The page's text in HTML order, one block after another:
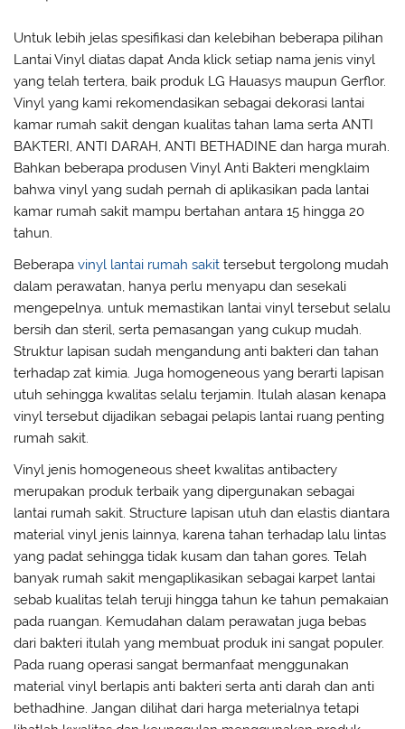
Untuk lebih jelas spesifikasi dan kelebihan beberapa pilihan
Lantai Vinyl diatas dapat Anda klick setiap nama jenis vinyl
yang telah tertera, baik produk LG Hauasys maupun Gerflor.
Vinyl yang kami rekomendasikan sebagai dekorasi lantai
kamar rumah sakit dengan kualitas tahan lama serta ANTI
BAKTERI, ANTI DARAH, ANTI BETHADINE dan harga murah.
Bahkan beberapa produsen Vinyl Anti Bakteri mengklaim
bahwa vinyl yang sudah pernah di aplikasikan pada lantai
kamar rumah sakit mampu bertahan antara 15 hingga 20
tahun.
Beberapavinyl lantai rumah sakit tersebut tergolong mudah
dalam perawatan, hanya perlu menyapu dan sesekali
mengepelnya. untuk memastikan lantai vinyl tersebut selalu
bersih dan steril, serta pemasangan yang cukup mudah.
Struktur lapisan sudah mengandung anti bakteri dan tahan
terhadap zat kimia. Juga homogeneous yang berarti lapisan
utuh sehingga kwalitas selalu terjamin. Itulah alasan kenapa
vinyl tersebut dijadikan sebagai pelapis lantai ruang penting
rumah sakit.
Vinyl jenis homogeneous sheet kwalitas antibactery
merupakan produk terbaik yang dipergunakan sebagai
lantai rumah sakit. Structure lapisan utuh dan elastis diantara
material vinyl jenis lainnya, karena tahan terhadap lalu lintas
yang padat sehingga tidak kusam dan tahan gores. Telah
banyak rumah sakit mengaplikasikan sebagai karpet lantai
sebab kualitas telah teruji hingga tahun ke tahun pemakaian
pada ruangan. Kemudahan dalam perawatan juga bebas
dari bakteri itulah yang membuat produk ini sangat populer.
Pada ruang operasi sangat bermanfaat menggunakan
material vinyl berlapis anti bakteri serta anti darah dan anti
bethadhine. Jangan dilihat dari harga meterialnya tetapi